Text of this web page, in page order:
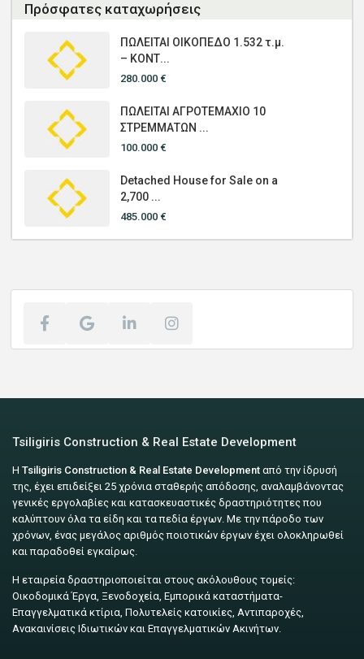
Πρόσφατες καταχωρήσεις
ΠΩΛΕΙΤΑΙ ΟΙΚΟΠΕΔΟ 1.532 τ.μ.
– ΚΟΝΤ...
280.000 €
ΠΩΛΕΙΤΑΙ ΑΓΡΟΤΕΜΑΧΙΟ 10
ΣΤΡΕΜΜΑΤΩΝ ...
100.000 €
Detached House for Sale on a
2,700 ...
485.000 €
Tsiligiris Construction & Real Estate Development
ΗTsiligiris Construction & Real Estate Development από την ίδρυσή
της, έχει επιδείξει 25 χρόνια σταθερής απόδοσης, αναλαμβάνοντας
γενικές εργολαβίες και κατασκευαστικές δραστηριότητες που
καλύπτουν όλα τα είδη και τα πεδία έργων. Με την πάροδο των
χρόνων, ένας μεγάλος αριθμός ποιοτικών έργων έχει ολοκληρωθεί
και παραδοθεί εγκαίρως.
Η εταιρεία δραστηριοποιείται στους ακόλουθους τομείς:
Οικοδομικά Έργα, Ξενοδοχεία, Εμπορικά καταστήματα-
Επαγγελματικά κτίρια, Πολυτελείς κατοικίες, Αντιπαροχές,
Ανακαινίσεις Ιδιωτικών και Επαγγελματικών Ακινήτων.